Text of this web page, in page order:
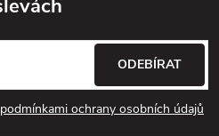
podmínkami ochrany osobních údajů
ODEBÍRAT